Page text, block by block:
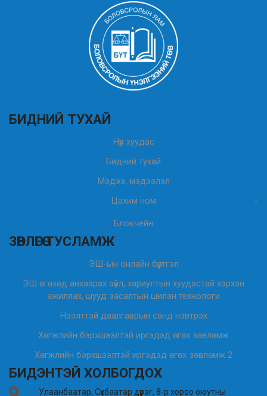
БИДНИЙ ТУХАЙ
Нүүр хуудас
Бидний тухай
Мэдээ, мэдээлэл
Цахим ном
Блокчейн
ЗӨВЛӨГӨӨ ТУСЛАМЖ
ЭШ-ын онлайн бүртгэл
ЭШ өгөхөд анхаарах зүйл, хариултын хуудастай хэрхэн
ажиллах, шууд засалтын шилэн технологи
Нээлттэй даалгаврын санд нэвтрэх
Хөгжлийн бэрхшээлтэй иргэдэд өгөх зөвлөмж
Хөгжлийн бэрхшээлтэй иргэдэд өгөх зөвлөмж 2
БИДЭНТЭЙ ХОЛБОГДОХ
Улаанбаатар, Сүхбаатар дүүрэг, 8-р хороо оюутны